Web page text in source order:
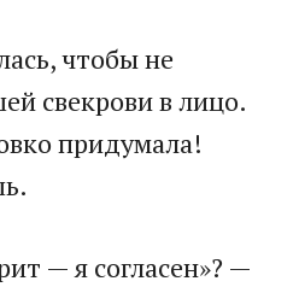
чтобы не
свекрови в лицо.
придумала!
— я согласен»? —